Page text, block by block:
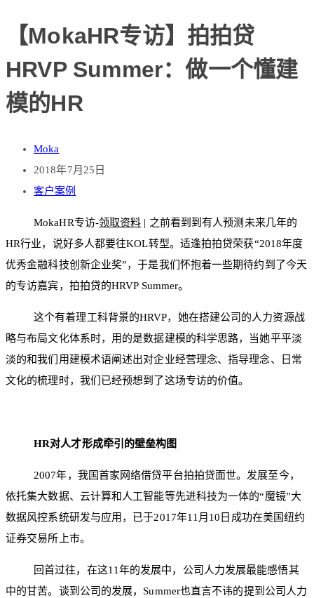
【MokaHR专访】拍拍贷
HRVP Summer：做一个懂建
模的HR
Moka
2018年7月25日
客户案例
MokaHR专访-领取资料 | 之前看到到有人预测未来几年的
HR行业，说好多人都要往KOL转型。适逢拍拍贷荣获“2018年度
优秀金融科技创新企业奖”，于是我们怀抱着一些期待约到了今天
的专访嘉宾，拍拍贷的HRVP Summer。
这个有着理工科背景的HRVP，她在搭建公司的人力资源战
略与布局文化体系时，用的是数据建模的科学思路，当她平平淡
淡的和我们用建模术语阐述出对企业经营理念、指导理念、日常
文化的梳理时，我们已经预想到了这场专访的价值。
HR对人才形成牵引的壁垒构图
2007年，我国首家网络借贷平台拍拍贷面世。发展至今，
依托集大数据、云计算和人工智能等先进科技为一体的“魔镜”大
数据风控系统研发与应用，已于2017年11月10日成功在美国纽约
证券交易所上市。
回首过往，在这11年的发展中，公司人力发展最能感悟其
中的甘苦。谈到公司的发展，Summer也直言不讳的提到公司人力